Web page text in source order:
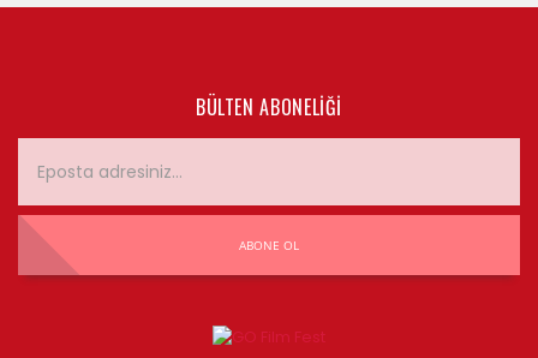
BÜLTEN ABONELIĞI
ABONE OL